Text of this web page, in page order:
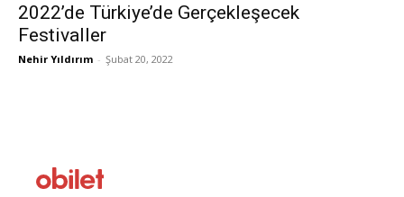
2022’de Türkiye’de Gerçekleşecek
Festivaller
Nehir Yıldırım - Şubat 20, 2022